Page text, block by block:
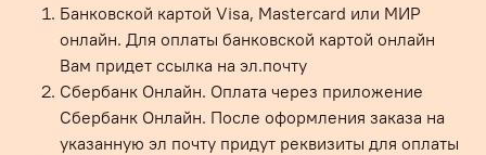
Банковской картой Visa, Mastercard или МИР
онлайн. Для оплаты банковской картой онлайн
Вам придет ссылка на эл.почту
Сбербанк Онлайн. Оплата через приложение
Сбербанк Онлайн. После оформления заказа на
указанную эл почту придут реквизиты для оплаты